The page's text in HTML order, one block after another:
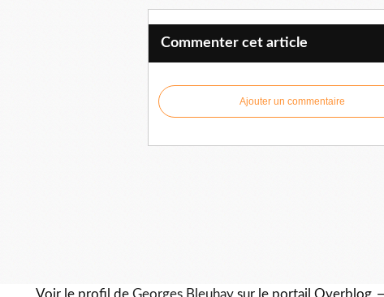
Commenter cet article
Ajouter un commentaire
Voir le profil de Georges Bleuhay sur le portail Overblog